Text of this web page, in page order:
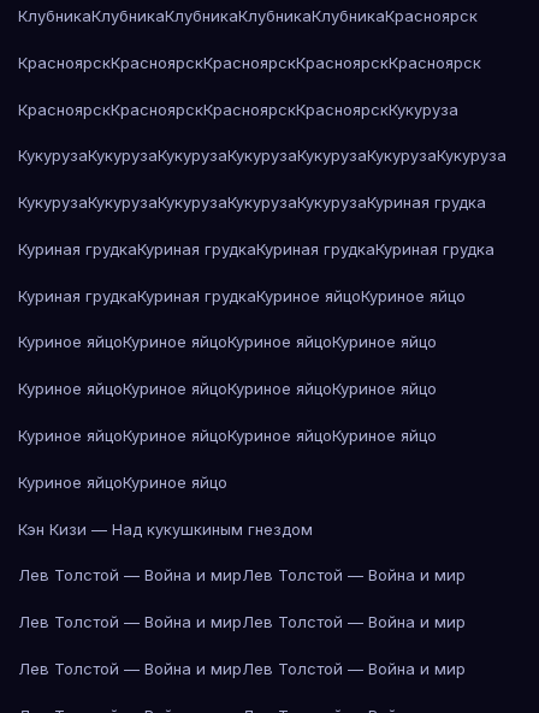
КлубникаКлубникаКлубникаКлубникаКлубникаКрасноярск
КрасноярскКрасноярскКрасноярскКрасноярскКрасноярск
КрасноярскКрасноярскКрасноярскКрасноярскКукуруза
КукурузаКукурузаКукурузаКукурузаКукурузаКукурузаКукуруза
КукурузаКукурузаКукурузаКукурузаКукурузаКуриная грудка
Куриная грудкаКуриная грудкаКуриная грудкаКуриная грудка
Куриная грудкаКуриная грудкаКуриное яйцоКуриное яйцо
Куриное яйцоКуриное яйцоКуриное яйцоКуриное яйцо
Куриное яйцоКуриное яйцоКуриное яйцоКуриное яйцо
Куриное яйцоКуриное яйцоКуриное яйцоКуриное яйцо
Куриное яйцоКуриное яйцо
Кэн Кизи — Над кукушкиным гнездом
Лев Толстой — Война и мирЛев Толстой — Война и мир
Лев Толстой — Война и мирЛев Толстой — Война и мир
Лев Толстой — Война и мирЛев Толстой — Война и мир